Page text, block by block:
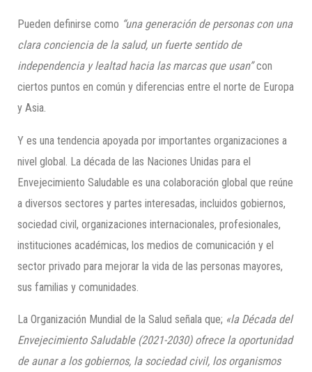
Pueden definirse como “una generación de personas con una
clara conciencia de la salud, un fuerte sentido de
independencia y lealtad hacia las marcas que usan”con
ciertos puntos en común y diferencias entre el norte de Europa
y Asia.
Y es una tendencia apoyada por importantes organizaciones a
nivel global. La década de las Naciones Unidas para el
Envejecimiento Saludable es una colaboración global que reúne
a diversos sectores y partes interesadas, incluidos gobiernos,
sociedad civil, organizaciones internacionales, profesionales,
instituciones académicas, los medios de comunicación y el
sector privado para mejorar la vida de las personas mayores,
sus familias y comunidades.
La Organización Mundial de la Salud señala que; «la Década del
Envejecimiento Saludable (2021-2030) ofrece la oportunidad
de aunar a los gobiernos, la sociedad civil, los organismos